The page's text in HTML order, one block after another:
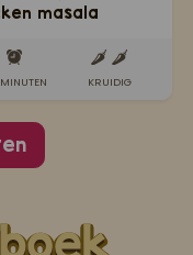
masala
KRUIDIG